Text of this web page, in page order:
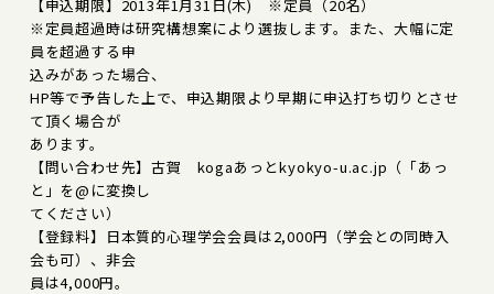
【申込期限】2013年1月31日(木) ※定員（20名）
※定員超過時は研究構想案により選抜します。また、大幅に定
員を超過する申
込みがあった場合、
HP等で予告した上で、申込期限より早期に申込打ち切りとさせ
て頂く場合が
あります。
【問い合わせ先】古賀 kogaあっとkyokyo-u.ac.jp（「あっ
と」を@に変換し
てください）
【登録料】日本質的心理学会会員は2,000円（学会との同時入
会も可）、非会
員は4,000円。